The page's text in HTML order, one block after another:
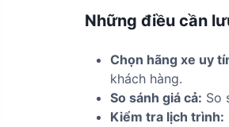
Những điều cần
Chọn hãng xe uy
khách hàng.
So sánh giá cả: So
Kiểm tra lịch trình: